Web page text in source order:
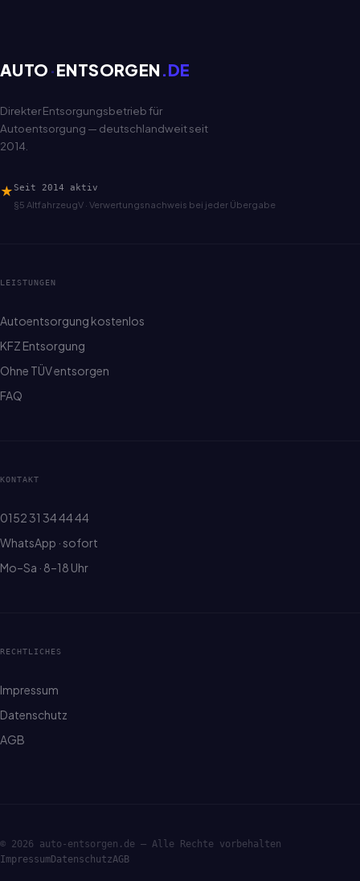
AUTO ·ENTSORGEN .DE
Direkter Entsorgungsbetrieb für
Autoentsorgung — deutschlandweit seit
2014.
★ Seit 2014 aktiv
§5 AltfahrzeugV · Verwertungsnachweis bei jeder Übergabe
LEISTUNGEN
Autoentsorgung kostenlos
KFZ Entsorgung
Ohne TÜV entsorgen
FAQ
KONTAKT
0152 31 34 44 44
WhatsApp · sofort
Mo–Sa · 8–18 Uhr
RECHTLICHES
Impressum
Datenschutz
AGB
© 2026 auto-entsorgen.de — Alle Rechte vorbehalten
ImpressumDatenschutzAGB